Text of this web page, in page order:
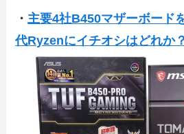
・主要4社B450マザーボード
代Ryzenにイチオシはどれか？